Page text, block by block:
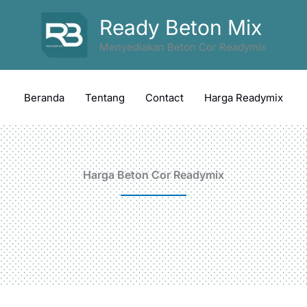
Ready Beton Mix
Menyediakan Beton Cor Readymix
Beranda Tentang Contact Harga Readymix
Harga Beton Cor Readymix